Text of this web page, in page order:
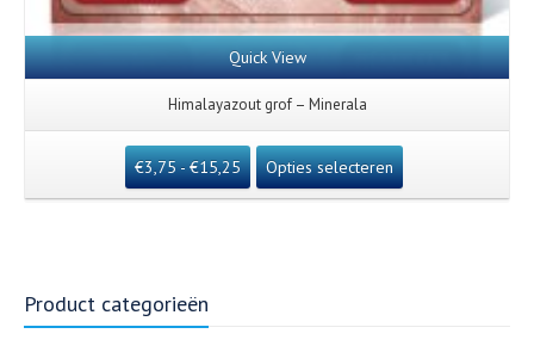
Quick View
Himalayazout grof – Minerala
€3,75- €15,25 Opties selecteren
Product categorieën